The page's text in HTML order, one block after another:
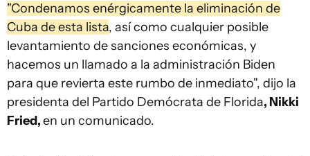
"Condenamos enérgicamente la eliminación de
Cuba de esta lista, así como cualquier posible
levantamiento de sanciones económicas, y
hacemos un llamado a la administración Biden
para que revierta este rumbo de inmediato", dijo la
presidenta del Partido Demócrata de Florida, Nikki
Fried,en un comunicado.